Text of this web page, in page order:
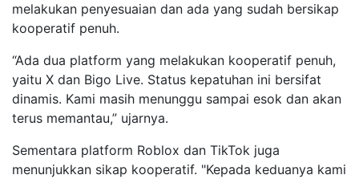
melakukan penyesuaian dan ada yang sudah bersikap
kooperatif penuh.
“Ada dua platform yang melakukan kooperatif penuh,
yaitu X dan Bigo Live. Status kepatuhan ini bersifat
dinamis. Kami masih menunggu sampai esok dan akan
terus memantau,” ujarnya.
Sementara platform Roblox dan TikTok juga
menunjukkan sikap kooperatif. "Kepada keduanya kami